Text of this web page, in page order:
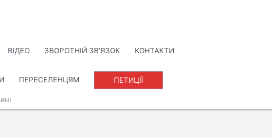
ВІДЕО ЗВОРОТНІЙ ЗВ’ЯЗОК КОНТАКТИ
ПЕРЕСЕЛЕНЦЯМ ПЕТИЦІЇ